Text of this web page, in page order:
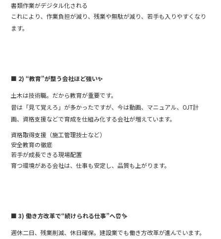
書類作業がデジタル化される
これにより、作業負担が減り、残業や無駄が減り、若手も入りやすくなり
ます。
■ 2) “教育”が整う会社ほど強い✨
土木は技術職。だから教育が重要です。
昔は「見て覚えろ」が多かったですが、今は動画、マニュアル、OJT計
画、資格支援などで育成を仕組み化する会社が増えています。
資格取得支援（施工管理技士など）
安全教育の徹底
若手が成長できる現場配置
育つ環境がある会社は、仕事も安定し、品質も上がります。
■ 3) 働き方改革で“続けられる仕事”へ⏰✨
週休二日、残業削減、休日確保。建設業でも働き方改革が進んでいます。